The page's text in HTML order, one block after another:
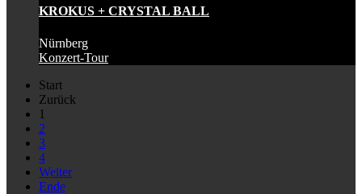
KROKUS + CRYSTAL BALL
Nürnberg
Konzert-Tour
Start
Zurück
1
2
3
4
Weiter
Ende